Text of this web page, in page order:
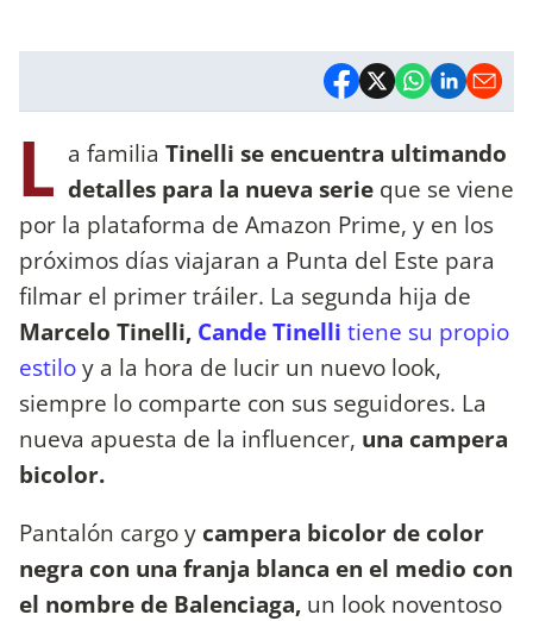
L a familia Tinelli se encuentra ultimando
detalles para la nueva serie que se viene
por la plataforma de Amazon Prime, y en los
próximos días viajaran a Punta del Este para
filmar el primer tráiler. La segunda hija de
Marcelo Tinelli, Cande Tinelli tiene su propio
estiloy a la hora de lucir un nuevo look,
siempre lo comparte con sus seguidores. La
nueva apuesta de la influencer, una campera
bicolor.
Pantalón cargo y campera bicolor de color
negra con una franja blanca en el medio con
el nombre de Balenciaga, un look noventoso